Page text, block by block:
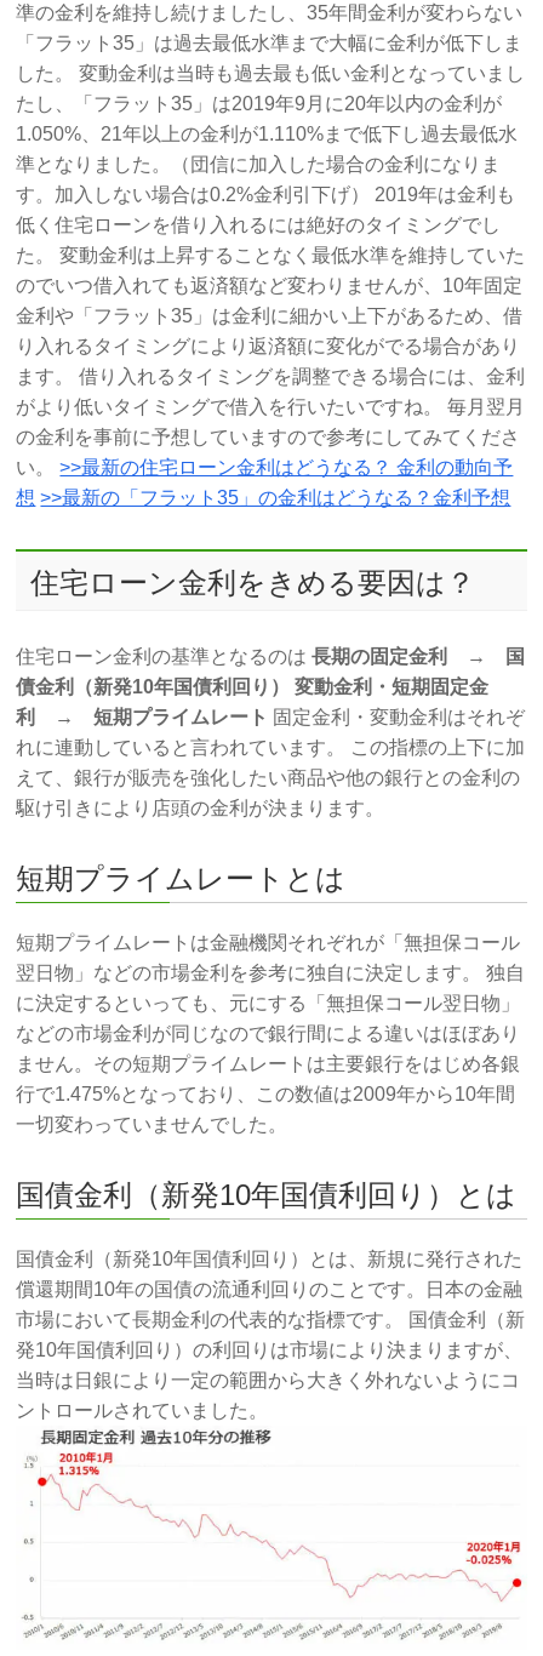
準の金利を維持し続けましたし、35年間金利が変わらない
「フラット35」は過去最低水準まで大幅に金利が低下しま
した。 変動金利は当時も過去最も低い金利となっていまし
たし、「フラット35」は2019年9月に20年以内の金利が
1.050%、21年以上の金利が1.110%まで低下し過去最低水
準となりました。（団信に加入した場合の金利になりま
す。加入しない場合は0.2%金利引下げ） 2019年は金利も
低く住宅ローンを借り入れるには絶好のタイミングでし
た。 変動金利は上昇することなく最低水準を維持していた
のでいつ借入れても返済額など変わりませんが、10年固定
金利や「フラット35」は金利に細かい上下があるため、借
り入れるタイミングにより返済額に変化がでる場合があり
ます。 借り入れるタイミングを調整できる場合には、金利
がより低いタイミングで借入を行いたいですね。 毎月翌月
の金利を事前に予想していますので参考にしてみてくださ
い。>>最新の住宅ローン金利はどうなる？ 金利の動向予
想 >>最新の「フラット35」の金利はどうなる？金利予想
住宅ローン金利をきめる要因は？
住宅ローン金利の基準となるのは長期の固定金利 → 国
債金利（新発10年国債利回り）
変動金利・短期固定金
利 → 短期プライムレート 固定金利・変動金利はそれぞ
れに連動していると言われています。 この指標の上下に加
えて、銀行が販売を強化したい商品や他の銀行との金利の
駆け引きにより店頭の金利が決まります。
短期プライムレートとは
短期プライムレートは金融機関それぞれが「無担保コール
翌日物」などの市場金利を参考に独自に決定します。 独自
に決定するといっても、元にする「無担保コール翌日物」
などの市場金利が同じなので銀行間による違いはほぼあり
ません。その短期プライムレートは主要銀行をはじめ各銀
行で1.475%となっており、この数値は2009年から10年間
一切変わっていませんでした。
国債金利（新発10年国債利回り）とは
国債金利（新発10年国債利回り）とは、新規に発行された
償還期間10年の国債の流通利回りのことです。日本の金融
市場において長期金利の代表的な指標です。 国債金利（新
発10年国債利回り）の利回りは市場により決まりますが、
当時は日銀により一定の範囲から大きく外れないようにコ
ントロールされていました。